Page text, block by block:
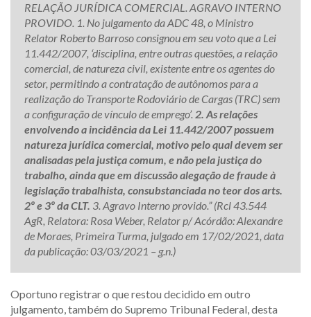
RELAÇÃO JURÍDICA COMERCIAL. AGRAVO INTERNO
PROVIDO. 1. No julgamento da ADC 48, o Ministro
Relator Roberto Barroso consignou em seu voto que a Lei
11.442/2007, ‘disciplina, entre outras questões, a relação
comercial, de natureza civil, existente entre os agentes do
setor, permitindo a contratação de autônomos para a
realização do Transporte Rodoviário de Cargas (TRC) sem
a configuração de vínculo de emprego’. 2. As relações
envolvendo a incidência da Lei 11.442/2007 possuem
natureza jurídica comercial, motivo pelo qual devem ser
analisadas pela justiça comum, e não pela justiça do
trabalho, ainda que em discussão alegação de fraude à
legislação trabalhista, consubstanciada no teor dos arts.
2º e 3º da CLT. 3. Agravo Interno provido.” (Rcl 43.544
AgR, Relatora: Rosa Weber, Relator p/ Acórdão: Alexandre
de Moraes, Primeira Turma, julgado em 17/02/2021, data
da publicação: 03/03/2021 – g.n.)
Oportuno registrar o que restou decidido em outro
julgamento, também do Supremo Tribunal Federal, desta